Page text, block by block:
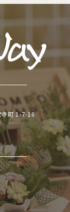
寺町 1-7-16